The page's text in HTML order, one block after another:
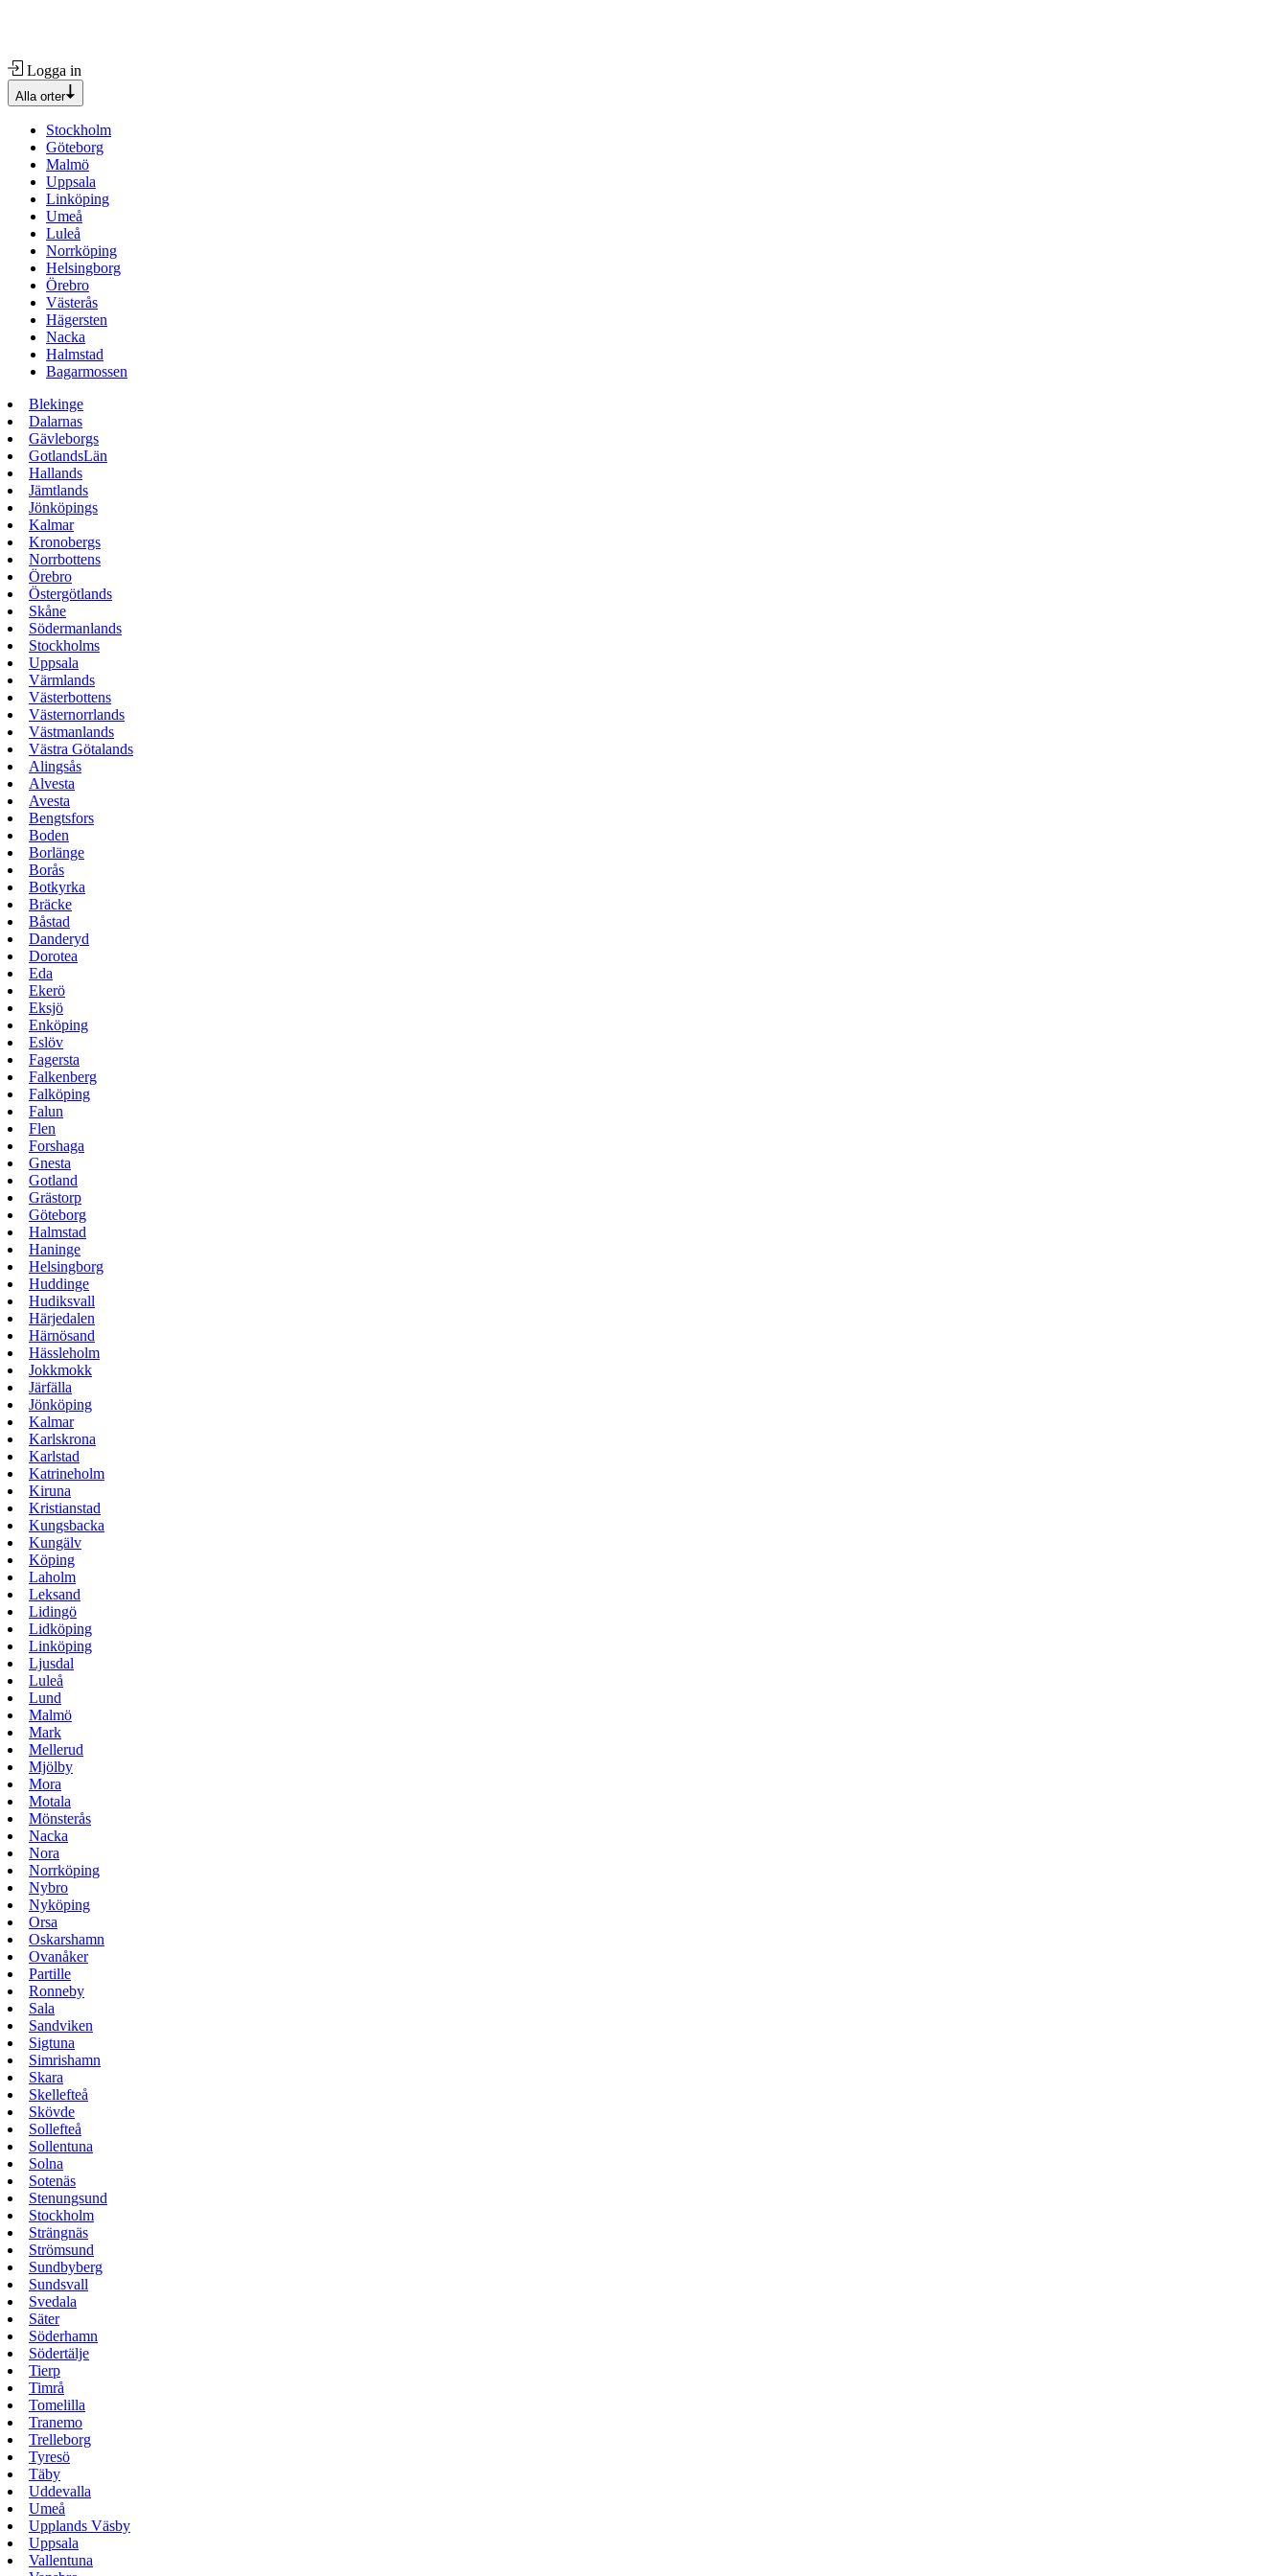
Logga in
Alla orter
Stockholm
Göteborg
Malmö
Uppsala
Linköping
Umeå
Luleå
Norrköping
Helsingborg
Örebro
Västerås
Hägersten
Nacka
Halmstad
Bagarmossen
Blekinge
Dalarnas
Gävleborgs
GotlandsLän
Hallands
Jämtlands
Jönköpings
Kalmar
Kronobergs
Norrbottens
Örebro
Östergötlands
Skåne
Södermanlands
Stockholms
Uppsala
Värmlands
Västerbottens
Västernorrlands
Västmanlands
Västra Götalands
Alingsås
Alvesta
Avesta
Bengtsfors
Boden
Borlänge
Borås
Botkyrka
Bräcke
Båstad
Danderyd
Dorotea
Eda
Ekerö
Eksjö
Enköping
Eslöv
Fagersta
Falkenberg
Falköping
Falun
Flen
Forshaga
Gnesta
Gotland
Grästorp
Göteborg
Halmstad
Haninge
Helsingborg
Huddinge
Hudiksvall
Härjedalen
Härnösand
Hässleholm
Jokkmokk
Järfälla
Jönköping
Kalmar
Karlskrona
Karlstad
Katrineholm
Kiruna
Kristianstad
Kungsbacka
Kungälv
Köping
Laholm
Leksand
Lidingö
Lidköping
Linköping
Ljusdal
Luleå
Lund
Malmö
Mark
Mellerud
Mjölby
Mora
Motala
Mönsterås
Nacka
Nora
Norrköping
Nybro
Nyköping
Orsa
Oskarshamn
Ovanåker
Partille
Ronneby
Sala
Sandviken
Sigtuna
Simrishamn
Skara
Skellefteå
Skövde
Sollefteå
Sollentuna
Solna
Sotenäs
Stenungsund
Stockholm
Strängnäs
Strömsund
Sundbyberg
Sundsvall
Svedala
Säter
Söderhamn
Södertälje
Tierp
Timrå
Tomelilla
Tranemo
Trelleborg
Tyresö
Täby
Uddevalla
Umeå
Upplands Väsby
Uppsala
Vallentuna